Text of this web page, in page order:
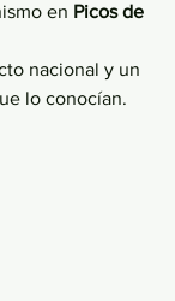
en Picos de
nacional y un
lo conocían.